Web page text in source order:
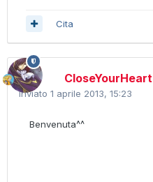
Cita
CloseYourHeart
Inviato 1 aprile 2013, 15:23
Benvenuta^^